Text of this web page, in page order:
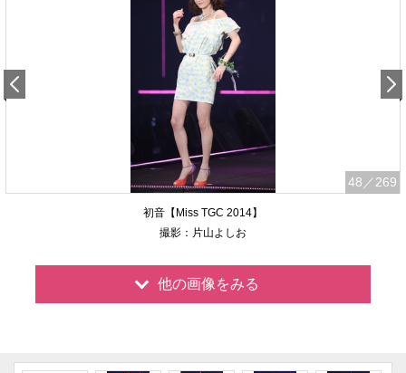
48 ／269
初音【Miss TGC 2014】
撮影：片山よしお
他の画像をみる